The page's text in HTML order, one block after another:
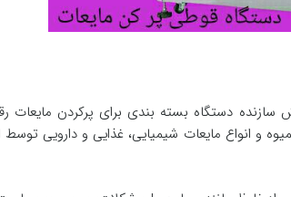
سازنده دستگاه بسته بندی برای پرکردن مایعات
و انواع مایعات شیمیایی، غذایی و دارویی